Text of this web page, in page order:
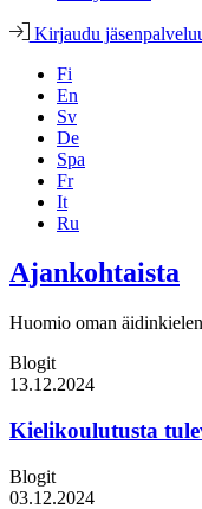
Kirjaudu
Fi
En
Sv
De
Spa
Fr
It
Ru
Ajankohtaista
Huomio oman
Blogit
13.12.2024
Kielikoulutusta
Blogit
03.12.2024